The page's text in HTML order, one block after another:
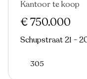
Kantoor te koop
€ 750.000
Schupstraat 21 -
305